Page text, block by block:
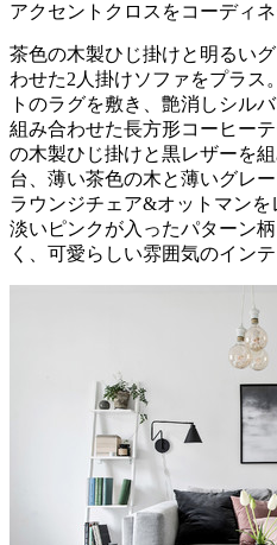
アクセントクロスをコーディネ
茶色の木製ひじ掛けと明るい
わせた2人掛けソファをプラス
トのラグを敷き、艶消しシル
組み合わせた長方形コーヒー
の木製ひじ掛けと黒レザーを
台、薄い茶色の木と薄いグレ
ラウンジチェア&オットマン
淡いピンクが入ったパターン
く、可愛らしい雰囲気のインテ